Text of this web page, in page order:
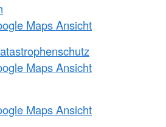
Maps Ansicht
Maps Ansicht
Maps Ansicht